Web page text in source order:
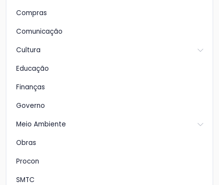
Compras
Comunicação
Cultura
Educação
Finanças
Governo
Meio Ambiente
Obras
Procon
SMTC